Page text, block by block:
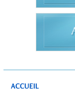
ACCUEIL